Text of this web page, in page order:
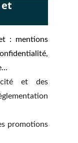
: mentions
et des
promotions